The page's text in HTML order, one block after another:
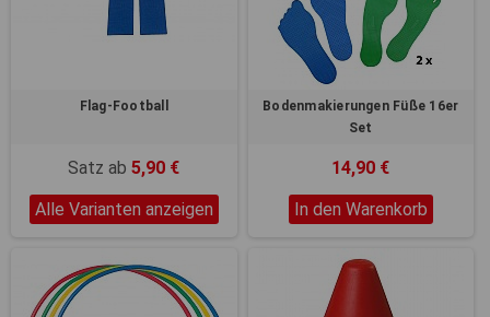
Flag-Football
Satz ab 5,90 €
Alle Varianten anzeigen
Bodenmakierungen Füße 16er
Set
14,90 €
In den Warenkorb